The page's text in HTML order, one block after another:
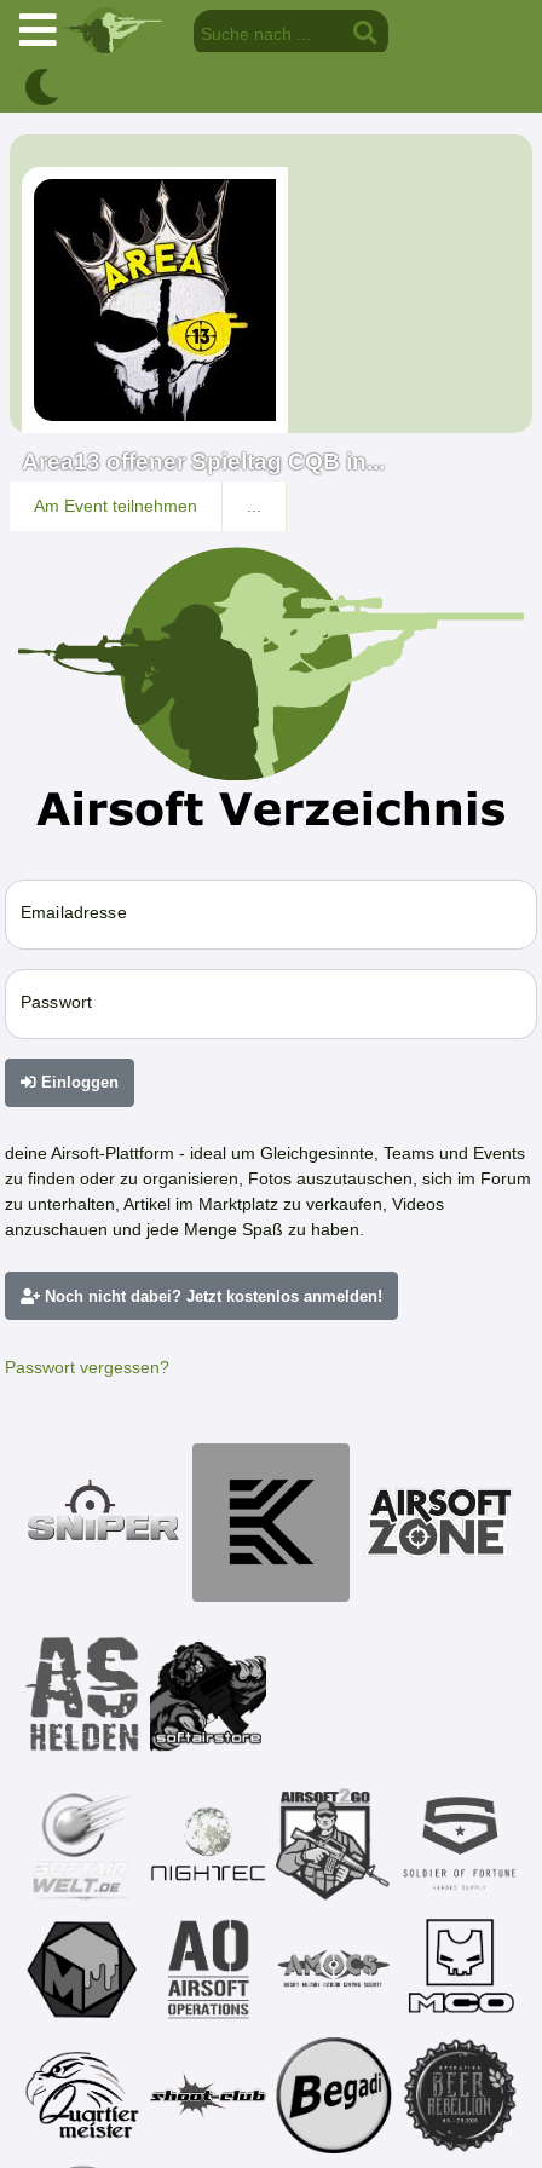
Area13 offener Spieltag CQB in...
Am Event teilnehmen
Emailadresse
Passwort
Einloggen
deine Airsoft-Plattform - ideal um Gleichgesinnte, Teams und Events
zu finden oder zu organisieren, Fotos auszutauschen, sich im Forum
zu unterhalten, Artikel im Marktplatz zu verkaufen, Videos
anzuschauen und jede Menge Spaß zu haben.
Noch nicht dabei? Jetzt kostenlos anmelden!
Passwort vergessen?